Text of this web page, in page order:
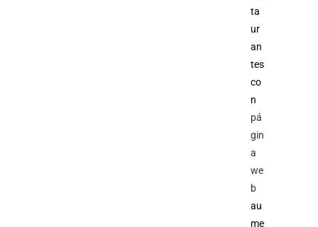
ta
ur
an
tes
co
n
pá
gin
a
we
b
au
me